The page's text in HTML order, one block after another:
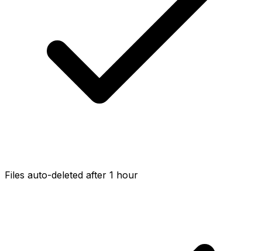
Files auto-deleted after 1 hour